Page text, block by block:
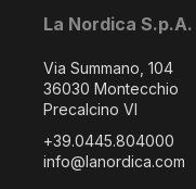
La Nordica S.p.A.
Via Summano, 104
36030 Montecchio
Precalcino VI
+39.0445.804000
info@lanordica.com